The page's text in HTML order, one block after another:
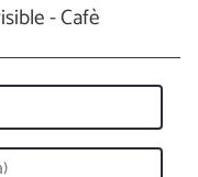
- Cafè